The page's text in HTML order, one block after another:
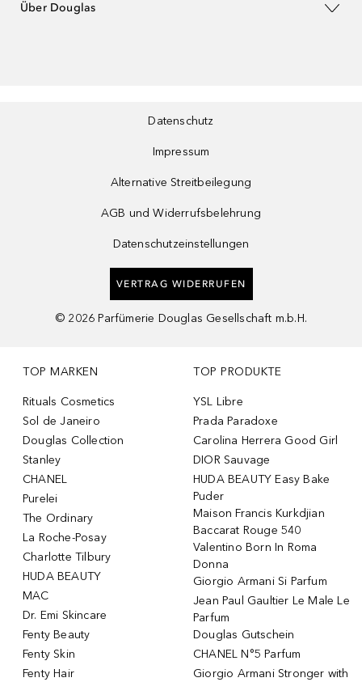
Über Douglas
Datenschutz
Impressum
Alternative Streitbeilegung
AGB und Widerrufsbelehrung
Datenschutzeinstellungen
VERTRAG WIDERRUFEN
© 2026 Parfümerie Douglas Gesellschaft m.b.H.
TOP MARKEN
Rituals Cosmetics
Sol de Janeiro
Douglas Collection
Stanley
CHANEL
Purelei
The Ordinary
La Roche-Posay
Charlotte Tilbury
HUDA BEAUTY
MAC
Dr. Emi Skincare
Fenty Beauty
Fenty Skin
Fenty Hair
TOP PRODUKTE
YSL Libre
Prada Paradoxe
Carolina Herrera Good Girl
DIOR Sauvage
HUDA BEAUTY Easy Bake
Puder
Maison Francis Kurkdjian
Baccarat Rouge 540
Valentino Born In Roma
Donna
Giorgio Armani Si Parfum
Jean Paul Gaultier Le Male Le
Parfum
Douglas Gutschein
CHANEL N°5 Parfum
Giorgio Armani Stronger with